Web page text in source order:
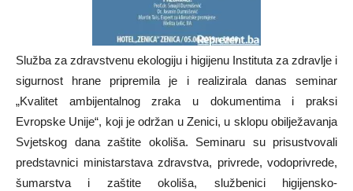
Služba za zdravstvenu ekologiju i higijenu Instituta za zdravlje i
sigurnost hrane pripremila je i realizirala danas seminar
„Kvalitet ambijentalnog zraka u dokumentima i praksi
Evropske Unije“, koji je održan u Zenici, u sklopu obilježavanja
Svjetskog dana zaštite okoliša. Seminaru su prisustvovali
predstavnici ministarstava zdravstva, privrede, vodoprivrede,
šumarstva i zaštite okoliša, službenici higijensko-